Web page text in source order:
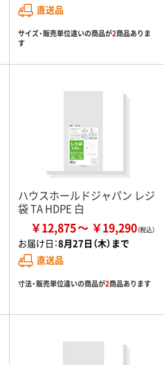
直送品
サイズ・販売単位違いの商品が2商品ありま
す
ハウスホールドジャパン レジ
袋 TA HDPE 白
￥12,875 ￥19,290
お届け日：8月27日（木）まで
直送品
寸法・販売単位違いの商品が2商品あります